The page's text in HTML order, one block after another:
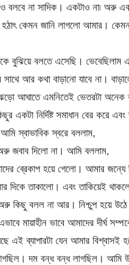
না সাদিক। একটাও না৷ অরু
কেমন জানি লাগলো আমার।
বুঝিয়ে বলতে এসেছি।
আর কথা বাড়ানো যাবে না।
ঝড়ো আঘাতে এমনিতেই ভেতরটা
নির্দিষ্ট সমাধান বের করে
স্বাভাবিক স্বরে বললাম,
জবাব দিলো না। আমি বললাম,
ব্রেকাপ হয়ে গেলো। আমার
তাকালো। এবং তাকিয়েই
অরু কিছু বলল না আর। নিশ্চুপ হয়ে
ভাবে আমাদের দীর্ঘ
এই ব্যাপারটা যেন আমার
দম বন্ধ বন্ধ লাগছিল। আমি